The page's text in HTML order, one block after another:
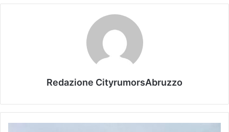
Redazione CityrumorsAbruzzo